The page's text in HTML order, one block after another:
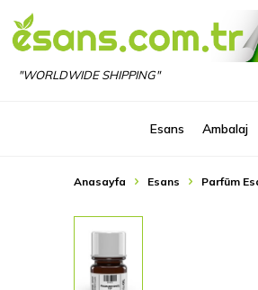
"WORLDWIDE SHIPPING"
Esans Ambalaj
Anasayfa Esans Parfüm